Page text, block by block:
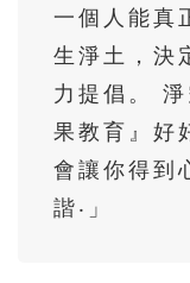
太上感應篇菁華
太上感應篇菁華
太上感應篇菁華
一個人能真
生淨土，決
力提倡。
果教育』好
會讓你得到
諧‧」